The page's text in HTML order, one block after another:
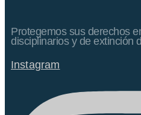
Protegemos sus derechos
disciplinarios y de extinción
Instagram